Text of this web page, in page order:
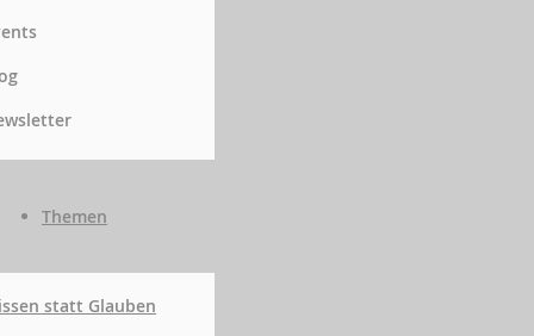
Themen
statt Glauben